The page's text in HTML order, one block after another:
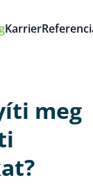
Karrier
meg